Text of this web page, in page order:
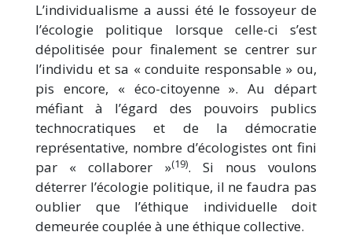
L’individualisme a aussi été le fossoyeur de
l’écologie politique lorsque celle-ci s’est
dépolitisée pour finalement se centrer sur
l’individu et sa « conduite responsable » ou,
pis encore, « éco-citoyenne ». Au départ
méfiant à l’égard des pouvoirs publics
technocratiques et de la démocratie
représentative, nombre d’écologistes ont fini
par « collaborer »(19). Si nous voulons
déterrer l’écologie politique, il ne faudra pas
oublier que l’éthique individuelle doit
demeurée couplée à une éthique collective.